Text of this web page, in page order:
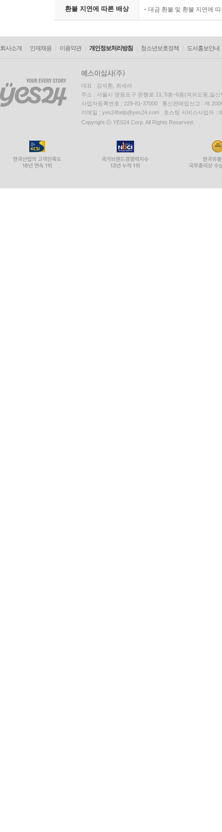
환불 지연에 따른 배상 대금 환불 및 환불 지연에
회사소개 인재채용 이용약관 개인정보처리방침 청소년보호정책 도서홍보안내
대표 : 김석환, 최세라
주소 : 서울시 영등포구 은행로 11, 5층~6층(여의도동,일신
사업자등록번호 : 229-81-37000 통신판매업신고 : 제
이메일 : yes24help@yes24.com 호스팅 서비스사업자 :
Copyright ⓒ YES24 Corp. All Rights Reserved.